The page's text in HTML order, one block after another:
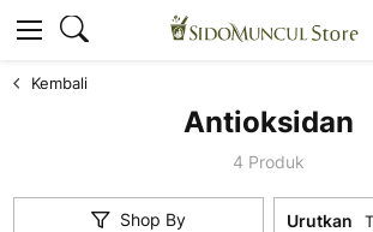
Kembali
Antioksidan
4 Produk
Shop By Urutkan